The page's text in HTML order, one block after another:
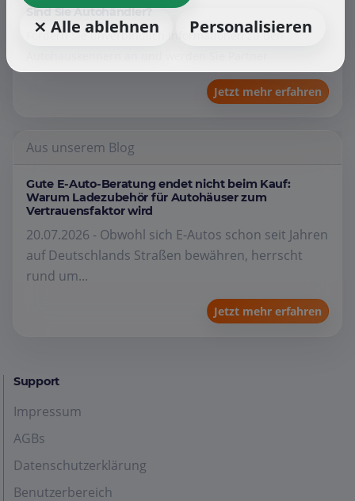
Sind Sie Autohändler?
Fordern Sie unverbindlich Informationen zu den
Jetzt mehr erfahren
Aus unserem Blog
Gute E-Auto-Beratung endet nicht beim Kauf:
Warum Ladezubehör für Autohäuser zum
Vertrauensfaktor wird
20.07.2026 - Obwohl sich E-Autos schon seit Jahren
auf Deutschlands Straßen bewähren, herrscht
rund um...
Jetzt mehr erfahren
Support
Impressum
AGBs
Datenschutzerklärung
Benutzerbereich
⨯ Alle ablehnen
Personalisieren